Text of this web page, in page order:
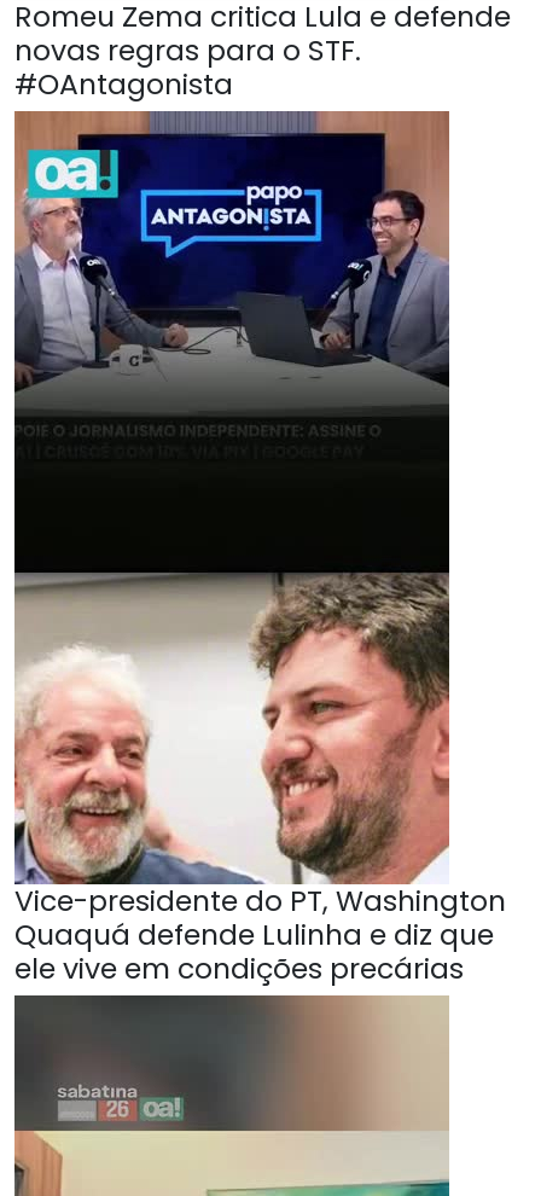
Romeu Zema critica Lula e defende
novas regras para o STF.
#OAntagonista
Vice-presidente do PT, Washington
Quaquá defende Lulinha e diz que
ele vive em condições precárias